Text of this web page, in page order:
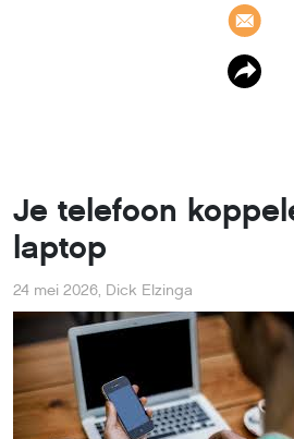
Je telefoon
laptop
24 mei 2026, Dick Elzinga